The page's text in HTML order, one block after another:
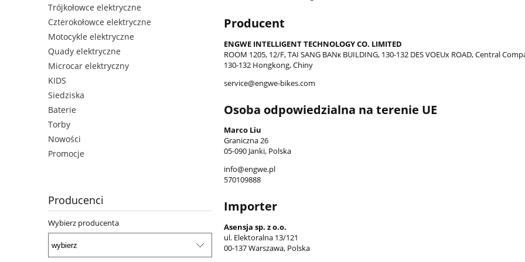
Trójkołowce elektryczne
Czterokołowce elektryczne
Motocykle elektryczne
Quady elektryczne
Microcar elektryczny
KIDS
Siedziska
Baterie
Torby
Nowości
Promocje
Producenci
Wybierz producenta
Producent
ENGWE INTELLIGENT TECHNOLOGY CO. LIMITED
ROOM 1205, 12/F, TAI SANG BANк BUILDING, 130-132 DES VOEUх ROAD, Central
130-132 Hongkong, Chiny
service@engwe-bikes.com
Osoba odpowiedzialna na terenie UE
Marco Liu
Graniczna 26
05-090 Janki, Polska
info@engwe.pl
570109888
Importer
Asensja sp. z o.o.
ul. Elektoralna 13/121
00-137 Warszawa, Polska